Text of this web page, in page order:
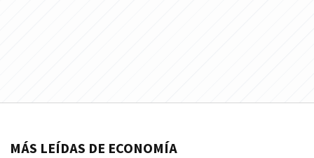
MÁS LEÍDAS DE ECONOMÍA